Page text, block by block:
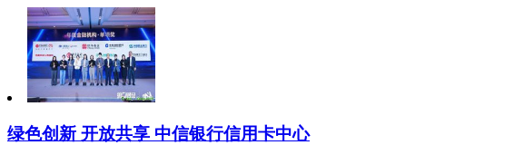
绿色创新 开放共享 中信银行信用卡中心